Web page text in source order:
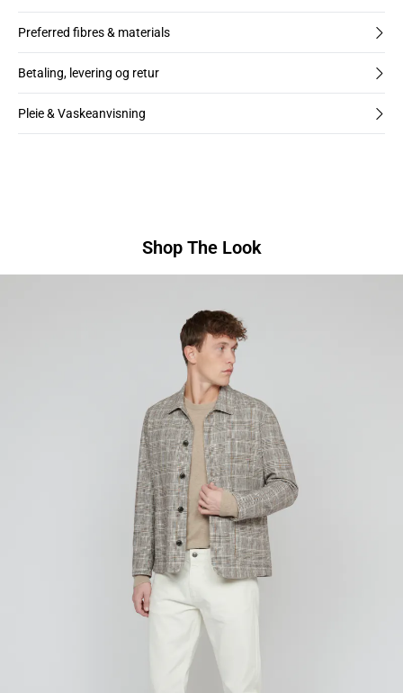
Preferred fibres & materials
Betaling, levering og retur
Pleie & Vaskeanvisning
Shop The Look